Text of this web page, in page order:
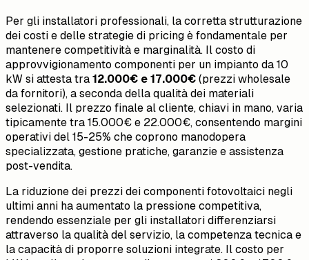
Per gli installatori professionali, la corretta strutturazione
dei costi e delle strategie di pricing è fondamentale per
mantenere competitività e marginalità. Il costo di
approvvigionamento componenti per un impianto da 10
kW si attesta tra 12.000€ e 17.000€ (prezzi wholesale
da fornitori), a seconda della qualità dei materiali
selezionati. Il prezzo finale al cliente, chiavi in mano, varia
tipicamente tra 15.000€ e 22.000€, consentendo margini
operativi del 15-25% che coprono manodopera
specializzata, gestione pratiche, garanzie e assistenza
post-vendita.
La riduzione dei prezzi dei componenti fotovoltaici negli
ultimi anni ha aumentato la pressione competitiva,
rendendo essenziale per gli installatori differenziarsi
attraverso la qualità del servizio, la competenza tecnica e
la capacità di proporre soluzioni integrate. Il costo per